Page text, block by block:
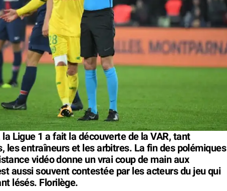
Ligue 1 a fait la découverte de la VAR, tant
les entraîneurs et les arbitres. La fin des polémiques
vidéo donne un vrai coup de main aux
aussi souvent contestée par les acteurs du jeu qui
lésés. Florilège.